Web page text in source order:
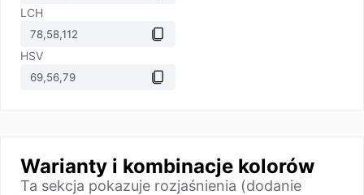
LCH
HSV
Warianty i kombinacje kolorów
Ta sekcja pokazuje rozjaśnienia (dodanie